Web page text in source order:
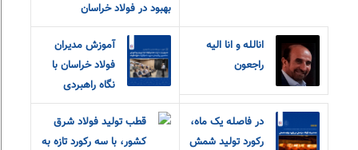
بهبود در فولاد خراسان
انالله و انا الیه
راجعون
آموزش مدیران
فولاد خراسان با
نگاه راهبردی
در فاصله یک ماه،
رکورد تولید شمش
قطب تولید فولاد شرق
کشور، با سه رکورد تازه به